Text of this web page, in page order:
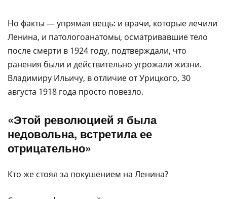
Но факты — упрямая вещь: и врачи, которые лечили
Ленина, и патологоанатомы, осматривавшие тело
после смерти в 1924 году, подтверждали, что
ранения были и действительно угрожали жизни.
Владимиру Ильичу, в отличие от Урицкого, 30
августа 1918 года просто повезло.
«Этой революцией я была
недовольна, встретила ее
отрицательно»
Кто же стоял за покушением на Ленина?